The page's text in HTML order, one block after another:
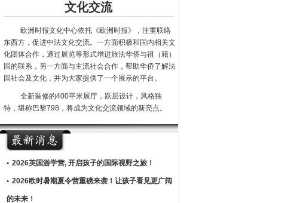
文化交流
欧洲时报文化中心依托《欧洲时报》，注重联络
东西方，促进中法文化交流。一方面积极和国内相关文
化团体合作，通过展览等形式增进旅法华侨与祖（籍）
国的联系，另一方面与主流社会合作，帮助华侨了解法
国社会及文化，并为大家提供了一个展示的平台。
全新装修的400平米展厅，跃层设计，风格独
特，堪称巴黎798，将成为文化交流领域的新亮点。
• 2026英国游学营, 开启孩子的国际视野之旅！
• 2026欧时暑期夏令营重磅来袭！让孩子看见更广阔
的未来！